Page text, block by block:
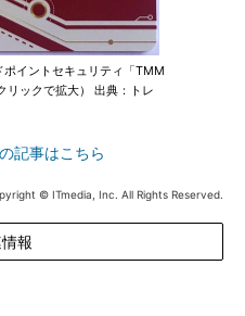
イントセキュリティ「TMM
ックで拡大） 出典：トレ
記事はこちら
© ITmedia, Inc. All Rights Reserved.
報